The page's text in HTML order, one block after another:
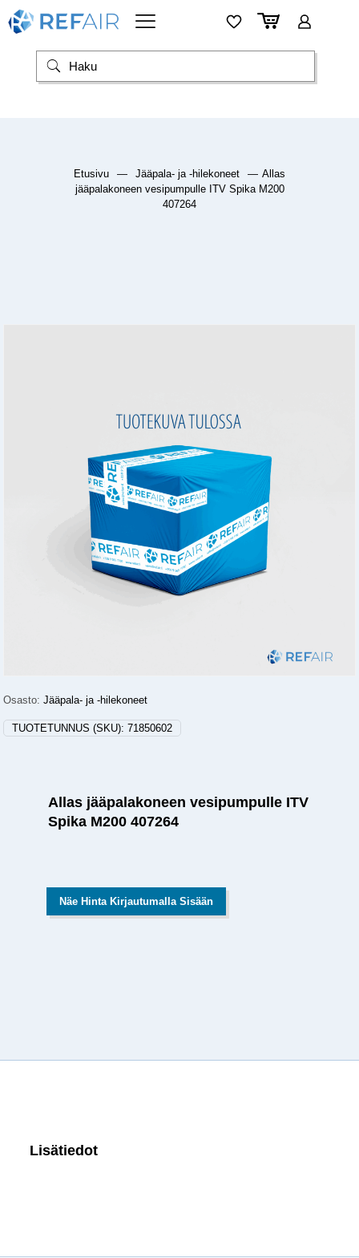
Etusivu — Jääpala- ja -hilekoneet — Allas
jääpalakoneen vesipumpulle ITV Spika M200
407264
Osasto:Jääpala- ja -hilekoneet
TUOTETUNNUS (SKU):71850602
Allas jääpalakoneen vesipumpulle ITV
Spika M200 407264
Näe Hinta Kirjautumalla Sisään
Lisätiedot